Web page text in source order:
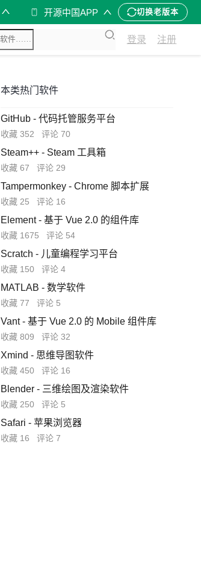
开源中国APP 切换老版本
登录 注册
本类热门软件
GitHub - 代码托管服务平台
收藏 352 评论 70
Steam++ - Steam 工具箱
收藏 67 评论 29
Tampermonkey - Chrome 脚本扩展
收藏 25 评论 16
Element - 基于 Vue 2.0 的组件库
收藏 1675 评论 54
Scratch - 儿童编程学习平台
收藏 150 评论 4
MATLAB - 数学软件
收藏 77 评论 5
Vant - 基于 Vue 2.0 的 Mobile 组件库
收藏 809 评论 32
Xmind - 思维导图软件
收藏 450 评论 16
Blender - 三维绘图及渲染软件
收藏 250 评论 5
Safari - 苹果浏览器
收藏 16 评论 7